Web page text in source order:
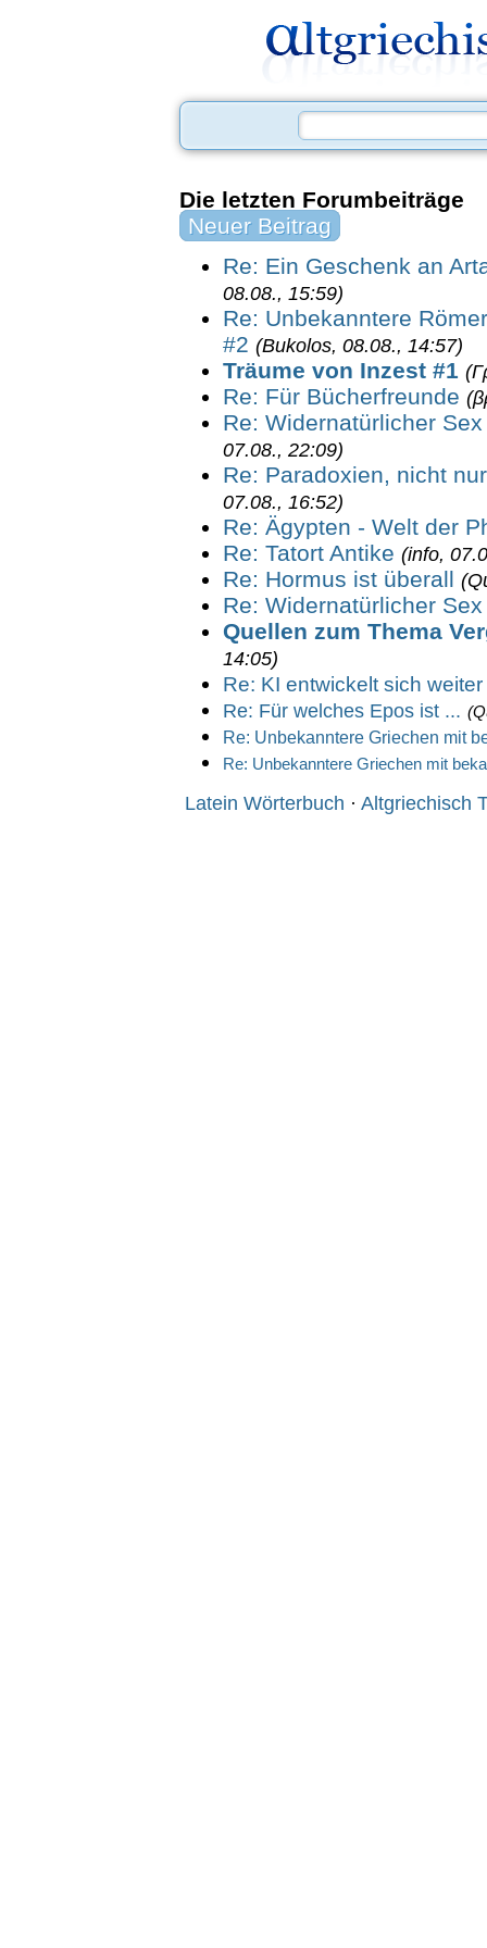
Die letzten Forumbeiträge
Neuer Beitrag
Re: Ein Geschenk an
08.08., 15:59)
Re: Unbekanntere
#2 (Bukolos, 08.08., 14:57)
Träume von Inzest #1
Re: Für Bücherfreunde
Re: Widernatürlicher
07.08., 22:09)
Re: Paradoxien, nicht
07.08., 16:52)
Re: Ägypten - Welt der
Re: Tatort Antike (info,
Re: Hormus ist überall
Re: Widernatürlicher
Quellen zum Thema
14:05)
Re: KI entwickelt sich weiter
Re: Für welches Epos ist ...
Re: Unbekanntere Griechen mit
Re: Unbekanntere Griechen mit
Latein Wörterbuch · Altgriechisch